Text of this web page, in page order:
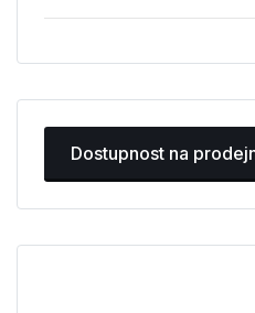
Dostupnost na